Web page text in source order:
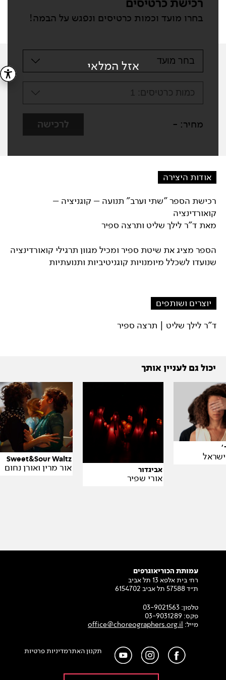
אזל המלאי
רכישת כרטיסים
בחרו מועד וכמות כרטיסים ונפגש על הבמה!
בחר מועד
כמות כרטיסים: 1
מחיר: - לרכישה
אודות היצירה
רכישת הספר "שתי וערב" תנועה – קוגניציה –
קואורדינציה
מאת ד"ר לילך שליט ותרצה ספיר
הספר מציג את שיטת ספיר ומכיל מגוון תרגילי קואורדינציה
שנועדו לשכלל מיומנויות קוגניטיביות ותנועתיות
יוצרים ושותפים
ד"ר לילך שליט | תרצה ספיר
יכול גם לעניין אותך
אביגדור
אורי שפיר
Sweet&Sour Waltz
אור מרין ואורן נחום
עמותת הכוריאוגרפים
רח׳ בית אלפא 13 תל אביב
ת״ד 57588 תל אביב 6154702
טלפון: 03-9021563
פקס: 03-9031289
מייל: office@choreographers.org.il
תקנון האתרמדיניות פרטיות